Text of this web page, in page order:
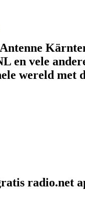
en vele
wereld met
radio.net